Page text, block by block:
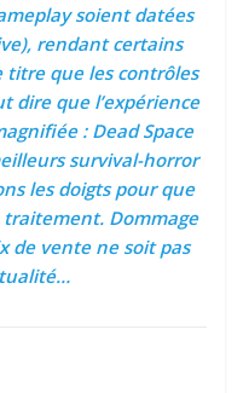
soient datées
rendant certains
titre que les contrôles
dire que l’expérience
: Dead Space
survival-horror
les doigts pour que
Dommage
de vente ne soit pas